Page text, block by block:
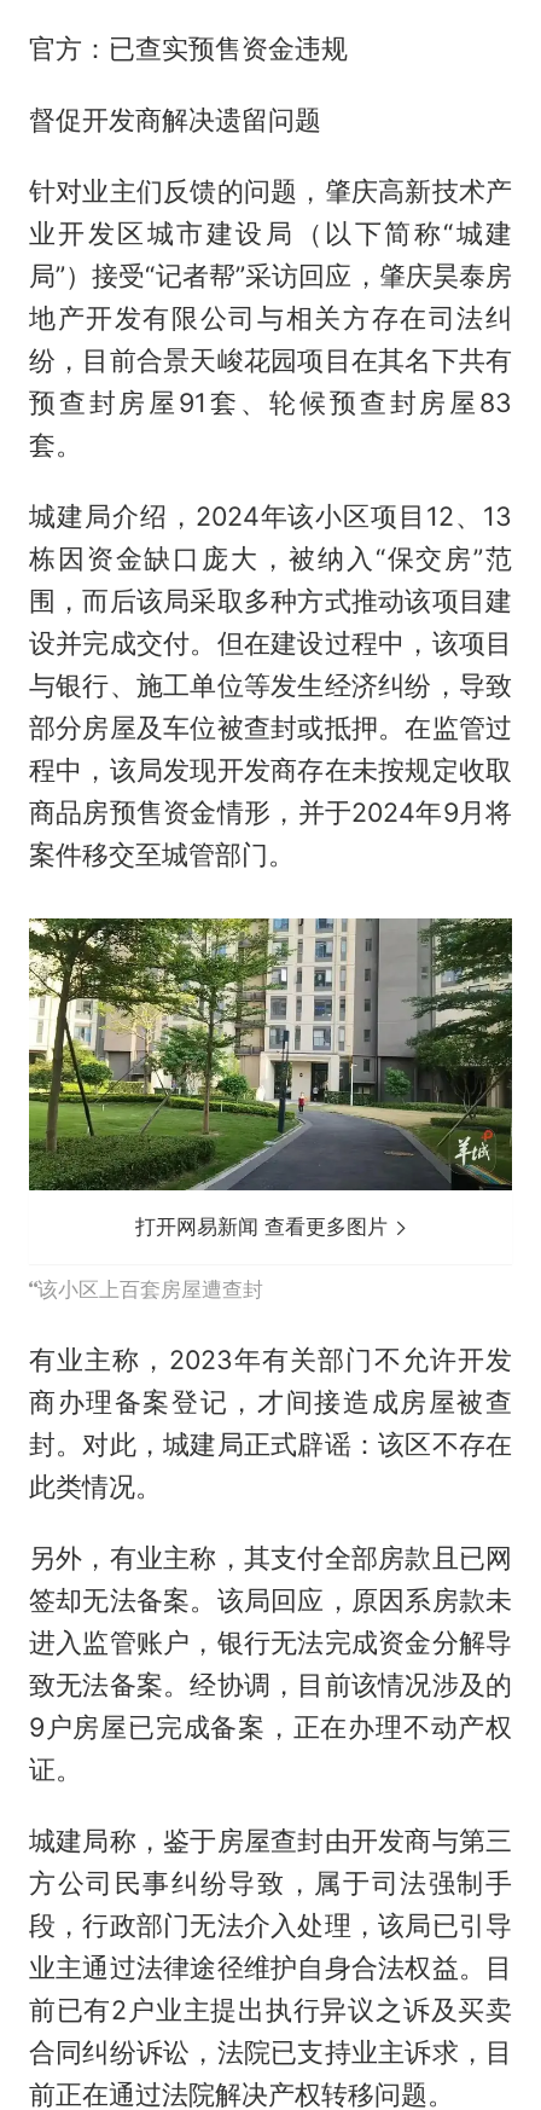
官方：已查实预售资金违规
督促开发商解决遗留问题
针对业主们反馈的问题，肇庆高新技术产
业开发区城市建设局（以下简称“城建
局”）接受“记者帮”采访回应，肇庆昊泰房
地产开发有限公司与相关方存在司法纠
纷，目前合景天峻花园项目在其名下共有
预查封房屋91套、轮候预查封房屋83
套。
城建局介绍，2024年该小区项目12、13
栋因资金缺口庞大，被纳入“保交房”范
围，而后该局采取多种方式推动该项目建
设并完成交付。但在建设过程中，该项目
与银行、施工单位等发生经济纠纷，导致
部分房屋及车位被查封或抵押。在监管过
程中，该局发现开发商存在未按规定收取
商品房预售资金情形，并于2024年9月将
案件移交至城管部门。
打开网易新闻 查看更多图片
该小区上百套房屋遭查封
有业主称，2023年有关部门不允许开发
商办理备案登记，才间接造成房屋被查
封。对此，城建局正式辟谣：该区不存在
此类情况。
另外，有业主称，其支付全部房款且已网
签却无法备案。该局回应，原因系房款未
进入监管账户，银行无法完成资金分解导
致无法备案。经协调，目前该情况涉及的
9户房屋已完成备案，正在办理不动产权
证。
城建局称，鉴于房屋查封由开发商与第三
方公司民事纠纷导致，属于司法强制手
段，行政部门无法介入处理，该局已引导
业主通过法律途径维护自身合法权益。目
前已有2户业主提出执行异议之诉及买卖
合同纠纷诉讼，法院已支持业主诉求，目
前正在通过法院解决产权转移问题。